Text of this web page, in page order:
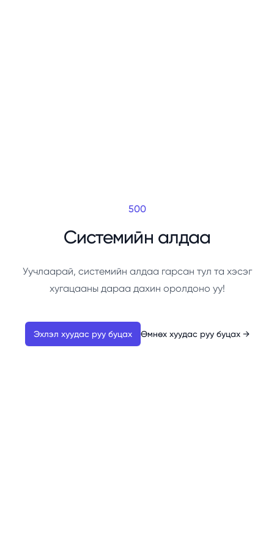
500
Системийн алдаа
Уучлаарай, системийн алдаа гарсан тул та хэсэг
хугацааны дараа дахин оролдоно уу!
Эхлэл хуудас руу буцах Өмнөх хуудас руу буцах →